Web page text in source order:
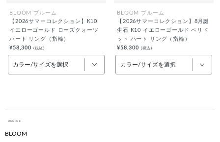
BLOOM ブルーム
【2026サマーコレクション】K10
イエローゴールド ローズクォーツ
ハート リング（指輪）
¥58,300 (税込)
カラー/サイズを選択
BLOOM ブルーム
【2026サマーコレクション】8月誕
生石 K10 イエローゴールド ペリド
ット ハート リング（指輪）
¥58,300 (税込)
カラー/サイズを選択
2026.06.11
BLOOM